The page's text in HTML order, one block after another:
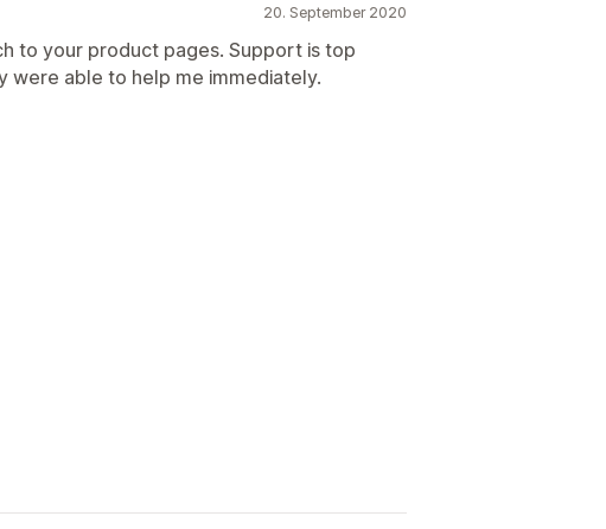
20. September 2020
to your product pages. Support is top
were able to help me immediately.